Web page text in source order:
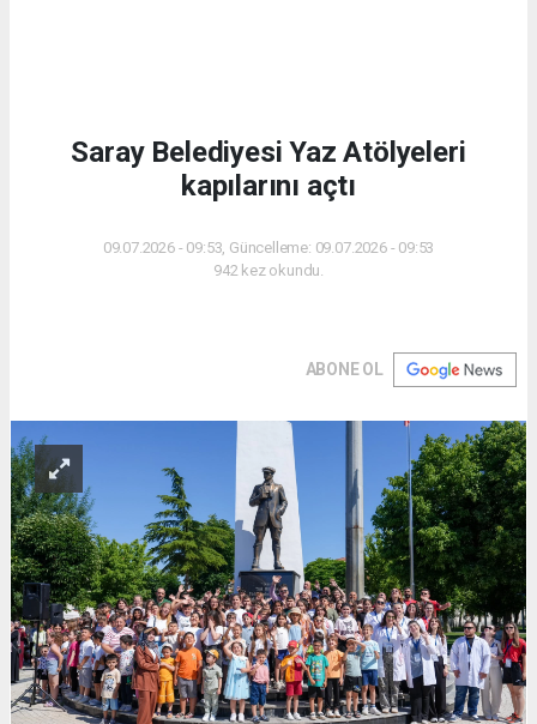
Saray Belediyesi Yaz Atölyeleri
kapılarını açtı
09.07.2026 - 09:53, Güncelleme: 09.07.2026 - 09:53
942 kez okundu.
ABONE OL